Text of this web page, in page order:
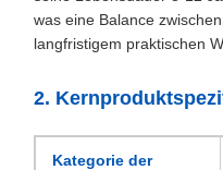
was eine Balance
langfristigem praktischen
2.
Kategorie der